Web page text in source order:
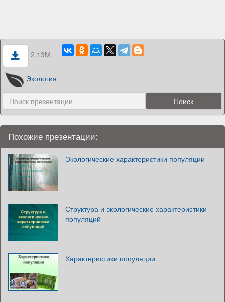
2.13M
Экология
Похожие презентации:
Экологические характеристики популяции
Структура и экологические характеристики
популяций
Характеристики популяции